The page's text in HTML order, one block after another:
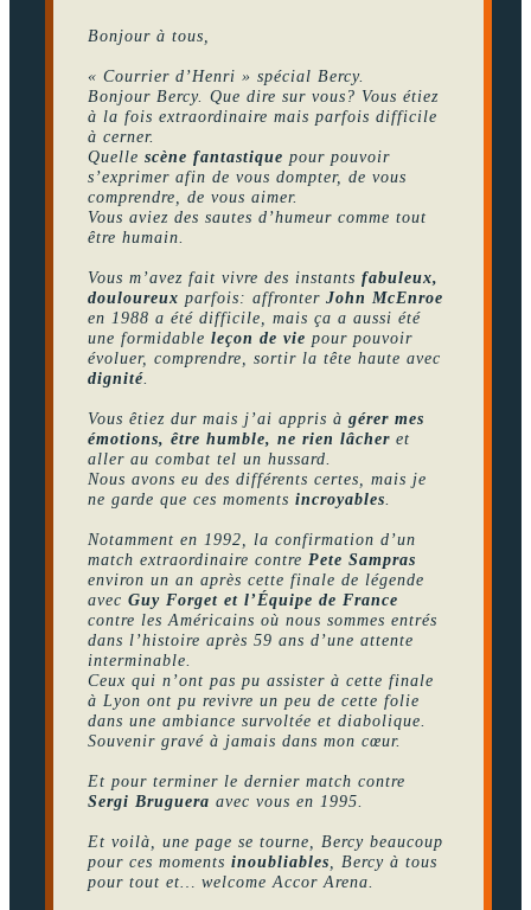
Bonjour à tous,
« Courrier d’Henri » spécial Bercy.
Bonjour Bercy. Que dire sur vous? Vous étiez
à la fois extraordinaire mais parfois difficile
à cerner.
Quellescène fantastique pour pouvoir
s’exprimer afin de vous dompter, de vous
comprendre, de vous aimer.
Vous aviez des sautes d’humeur comme tout
être humain.
Vous m’avez fait vivre des instantsfabuleux,
douloureux parfois: affronterJohn McEnroe
en 1988 a été difficile, mais ça a aussi été
une formidableleçon de vie pour pouvoir
évoluer, comprendre, sortir la tête haute avec
dignité
Vous êtiez dur mais j’ai appris àgérer mes
émotions, être humble, ne rien lâcher et
aller au combat tel un hussard.
Nous avons eu des différents certes, mais je
ne garde que ces momentsincroyables
Notamment en 1992, la confirmation d’un
match extraordinaire contre Pete Sampras
environ un an après cette finale de légende
avecGuy Forget et l’Équipe de France
contre les Américains où nous sommes entrés
dans l’histoire après 59 ans d’une attente
interminable.
Ceux qui n’ont pas pu assister à cette finale
à Lyon ont pu revivre un peu de cette folie
dans une ambiance survoltée et diabolique.
Souvenir gravé à jamais dans mon cœur.
Et pour terminer le dernier match contre
Sergi Bruguera avec vous en 1995.
Et voilà, une page se tourne, Bercy beaucoup
pour ces momentsinoubliables , Bercy à tous
pour tout et… welcome Accor Arena.